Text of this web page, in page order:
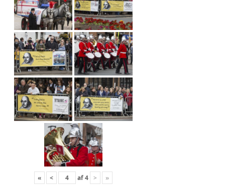
« < af4 > »